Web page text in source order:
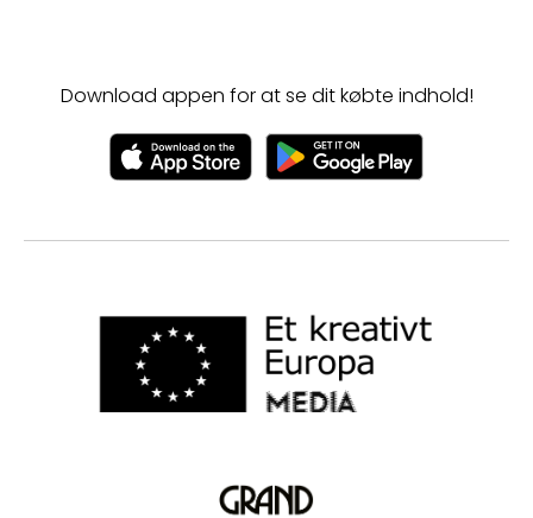
Download appen for at se dit købte indhold!